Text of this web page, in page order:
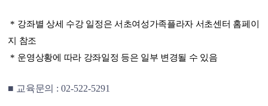
* 강좌별 상세 수강 일정은 서초여성가족플라자 서초센터 홈페이
지 참조
* 운영상황에 따라 강좌일정 등은 일부 변경될 수 있음
■ 교육문의 : 02-522-5291